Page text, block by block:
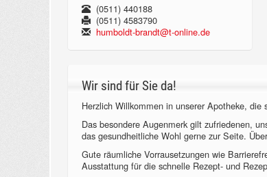
(0511) 440188
(0511) 4583790
humboldt-brandt@t-online.de
Wir sind für Sie da!
Herzlich Willkommen in unserer Apotheke,
Das besondere Augenmerk gilt zufriedenen,
das gesundheitliche Wohl gerne zur Seite.
Gute räumliche Vorrausetzungen wie
Ausstattung für die schnelle Rezept- und